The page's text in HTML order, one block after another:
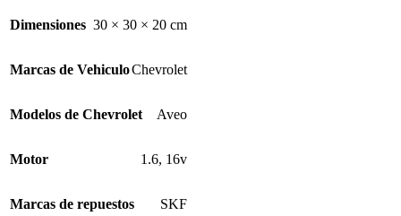
Dimensiones 30 × 30 × 20 cm
Marcas de VehiculoChevrolet
Modelos de Chevrolet Aveo
Motor 1.6, 16v
Marcas de repuestos
SKF